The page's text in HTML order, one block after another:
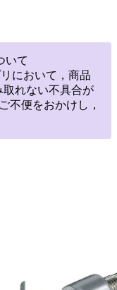
いて
において，商品
れない不具合が
不便をおかけし，